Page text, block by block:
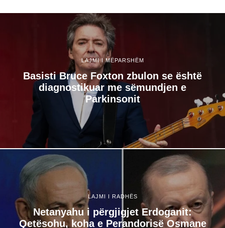
LAJMI I MËPARSHËM
Basisti Bruce Foxton zbulon se është
diagnostikuar me sëmundjen e
Parkinsonit
LAJMI I RADHËS
Netanyahu i përgjigjet Erdoganit:
Qetësohu, koha e Perandorisë Osmane